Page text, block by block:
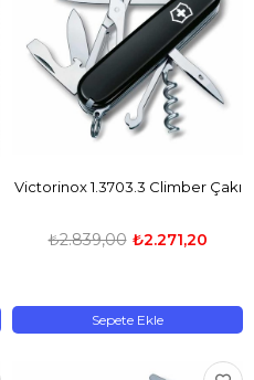
Victorinox 1.3703.3 Climber Çakı
₺2.271,20
₺2.839,00
Sepete Ekle